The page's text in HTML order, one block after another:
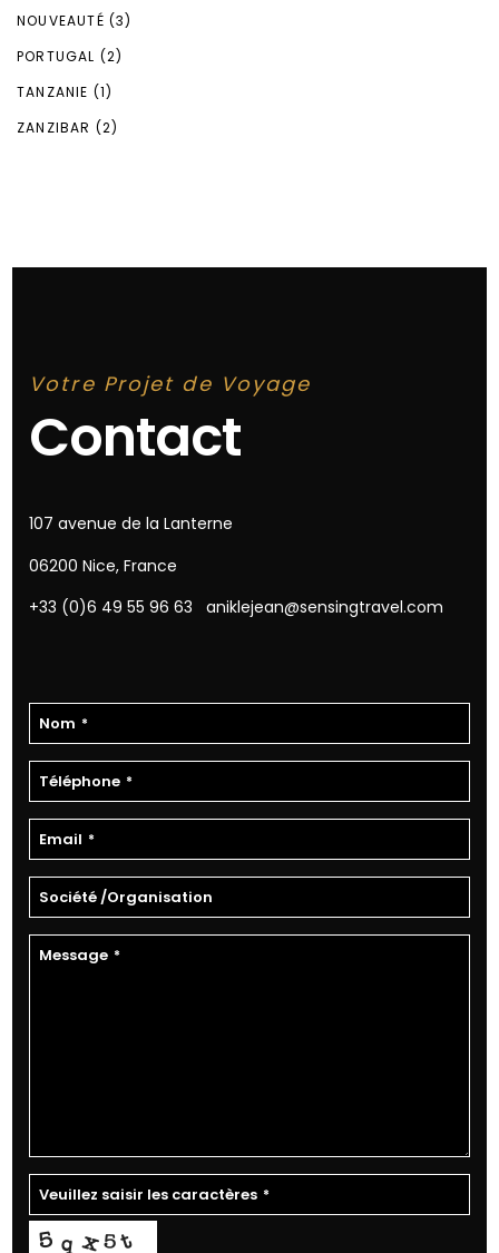
NOUVEAUTÉ (3)
PORTUGAL (2)
TANZANIE (1)
ZANZIBAR (2)
Votre Projet de Voyage
Contact
107 avenue de la Lanterne
06200 Nice, France
+33 (0)6 49 55 96 63
aniklejean@sensingtravel.com
Nom *
Téléphone *
Email *
Société /Organisation
Message *
Veuillez saisir les caractères *